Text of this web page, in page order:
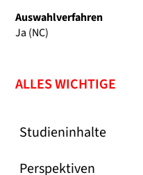
Auswahlverfahren
Ja (NC)
ALLES WICHTIGE
Studieninhalte
Perspektiven